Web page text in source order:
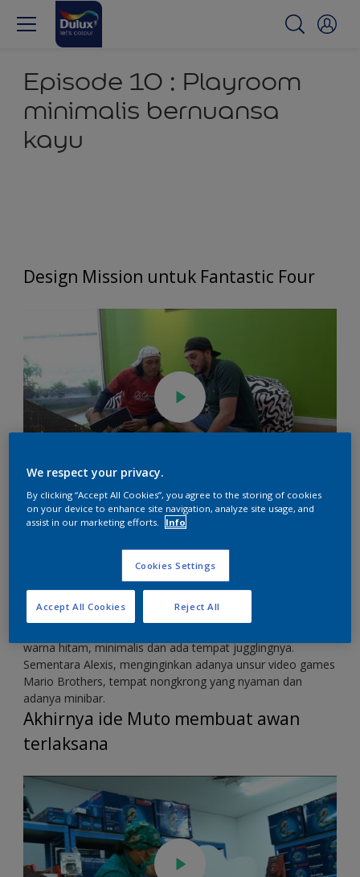
Episode 10 : Playroom
minimalis bernuansa
kayu
Design Mission untuk Fantastic Four
Tantangan kali ini adalah masing-masing tim harus
mendesign sebuah playroom untuk klien mereka. Dan klien
masing-masing tim adalah kapten timnya. Kapten tim
dipersilahkan untuk menuliskan 3 hal yang harus ada dalam
playroom yang mereka inginkan. Isi design mission tersebut
konsep dengan tim lawan. Akhirnya, mereka pun saling
warna hitam, minimalis dan ada tempat jugglingnya.
Sementara Alexis, menginginkan adanya unsur video games
Mario Brothers, tempat nongkrong yang nyaman dan
adanya minibar.
Akhirnya ide Muto membuat awan
terlaksana
We respect your privacy.
By clicking “Accept All Cookies”, you agree to the storing of cookies
on your device to enhance site navigation, analyze site usage, and
assist in our marketing efforts.
Info
Cookies Settings
Reject All
Accept All Cookies